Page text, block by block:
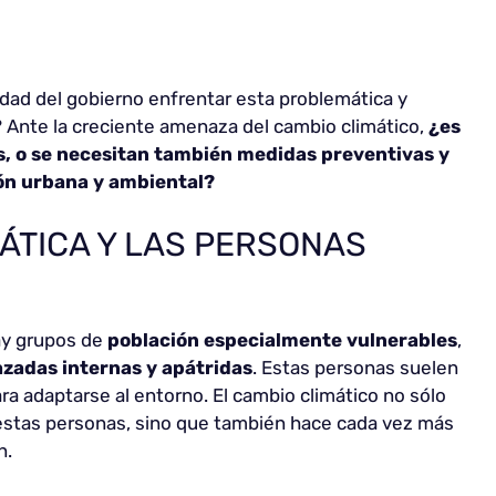
del gobierno enfrentar esta problemática y
la creciente amenaza del cambio climático, ¿es
o se necesitan también medidas preventivas y
urbana y ambiental?
Y LAS PERSONAS
grupos de población especialmente vulnerables,
internas y apátridas. Estas personas suelen
adaptarse al entorno. El cambio climático no sólo
personas, sino que también hace cada vez más